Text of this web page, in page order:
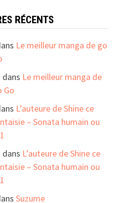
RÉCENTS
Le meilleur manga de go
dans Le meilleur manga de
Go
L’auteure de Shine ce
– Sonata humain ou
dans L’auteure de Shine ce
– Sonata humain ou
Suzume